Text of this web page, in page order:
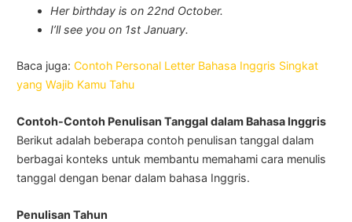
Her birthday is on 22nd October.
I’ll see you on 1st January.
Baca juga:Contoh Personal Letter Bahasa Inggris Singkat
yang Wajib Kamu Tahu
Contoh-Contoh Penulisan Tanggal dalam Bahasa Inggris
Berikut adalah beberapa contoh penulisan tanggal dalam
berbagai konteks untuk membantu memahami cara menulis
tanggal dengan benar dalam bahasa Inggris.
Penulisan Tahun